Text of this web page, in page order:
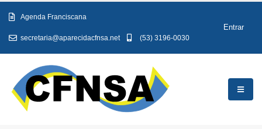
Agenda Franciscana
secretaria@aparecidacfnsa.net (53) 3196-0030
Entrar